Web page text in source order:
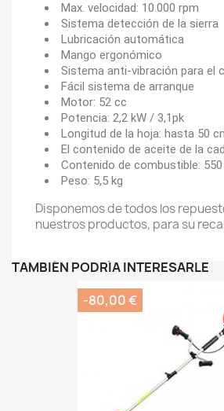
Max. velocidad: 10.000 rpm
Sistema detección de la sierra
Lubricación automática
Mango ergonómico
Sistema anti-vibración para el
Fácil sistema de arranque
Motor: 52 cc
Potencia: 2,2 kW / 3,1pk
Longitud de la hoja: hasta 50
El contenido de aceite de la
Contenido de combustible:
Peso: 5,5 kg
Disponemos de todos los
nuestros productos, para su
TAMBIÉN PODRÍA INTERESARLE
-80,00 €